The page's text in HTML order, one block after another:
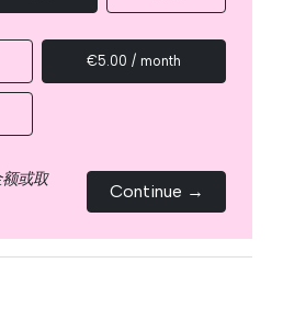
€5.00 / month
或取
Continue →